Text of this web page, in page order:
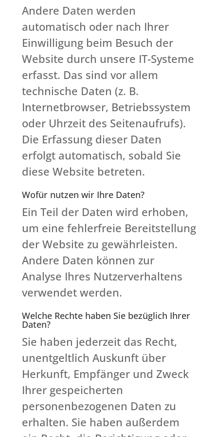
Andere Daten werden
automatisch oder nach Ihrer
Einwilligung beim Besuch der
Website durch unsere IT-Systeme
erfasst. Das sind vor allem
technische Daten (z. B.
Internetbrowser, Betriebssystem
oder Uhrzeit des Seitenaufrufs).
Die Erfassung dieser Daten
erfolgt automatisch, sobald Sie
diese Website betreten.
Wofür nutzen wir Ihre Daten?
Ein Teil der Daten wird erhoben,
um eine fehlerfreie Bereitstellung
der Website zu gewährleisten.
Andere Daten können zur
Analyse Ihres Nutzerverhaltens
verwendet werden.
Welche Rechte haben Sie bezüglich Ihrer
Daten?
Sie haben jederzeit das Recht,
unentgeltlich Auskunft über
Herkunft, Empfänger und Zweck
Ihrer gespeicherten
personenbezogenen Daten zu
erhalten. Sie haben außerdem